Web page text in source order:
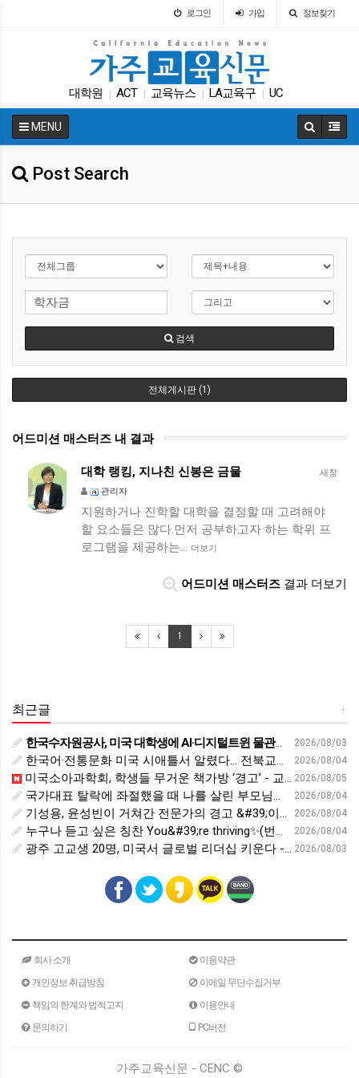
로그인 가입 정보찾기
대학원 ACT 교육뉴스 LA교육구 UC
인터뷰 Fafsa SAT 대입 원서
MENU
Post Search
검색
전체게시판 (1)
어드미션 매스터즈 내 결과
새창
대학 랭킹, 지나친 신봉은 금물
관리자
지원하거나 진학할 대학을 결정할 때 고려해야
할 요소들은 많다.먼저 공부하고자 하는 학위 프
로그램을 제공하는… 더보기
어드미션 매스터즈 결과 더보기
1
+
최근글
2026/08/03
한국수자원공사, 미국 대학생에 AI·디지털트윈 물관리 교육 - cfnews.kr
2026/08/04
한국어·전통문화 미국 시애틀서 알렸다… 전북교육청, 국제교육 협력 확대 - 세계일보
2026/08/05
미국소아과학회, 학생들 무거운 책가방 ‘경고’ - 교육플러스
2026/08/04
국가대표 탈락에 좌절했을 때 나를 살린 부모님의 &#39;이 행동&#39; | 김아랑 전 쇼트트랙 선수 | 국가대표 쇼트트랙 올림픽 금메달 | 세바시 2116회
2026/08/04
기성용, 윤성빈이 거쳐간 전문가의 경고 &#39;이런 사람은 운동, 안하는 게 낫습니다&#39; | 홍정기 차의과대학스포츠의학대학원장 | 운동 건강 체중조절 면역력 | 세바시 2118회
2026/08/04
누구나 듣고 싶은 칭찬 You&#39;re thriving✨(번창❌)
2026/08/03
광주 고교생 20명, 미국서 글로벌 리더십 키운다 - 호남교육신문
회사 소개
이용약관
개인정보 취급방침
이메일 무단수집거부
책임의 한계와 법적고지
이용안내
문의하기
PC버전
가주교육신문 - CENC ©